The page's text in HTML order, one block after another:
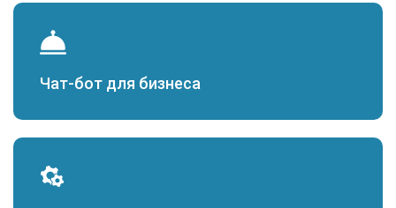
Чат-бот для бизнеса